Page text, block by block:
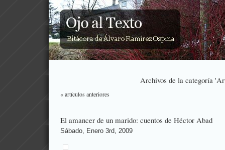
Archivos de la categoría
« artículos anteriores
El amancer de un marido: cuentos de Héctor Abad
Sábado, Enero 3rd, 2009